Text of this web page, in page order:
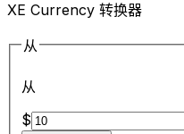
XE Currency 转换器
从
从
$